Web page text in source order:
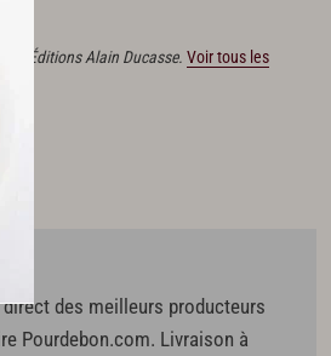
Éditions Alain Ducasse. Voir tous les
des meilleurs producteurs
Pourdebon.com. Livraison à